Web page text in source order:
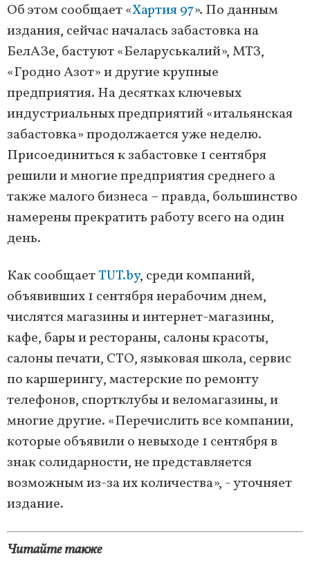
Об этом сообщает «Хартия 97». По данным
издания, сейчас началась забастовка на
БелАЗе, бастуют «Беларуськалий», МТЗ,
«Гродно Азот» и другие крупные
предприятия. На десятках ключевых
индустриальных предприятий «итальянская
забастовка» продолжается уже неделю.
Присоединиться к забастовке 1 сентября
решили и многие предприятия среднего а
также малого бизнеса – правда, большинство
намерены прекратить работу всего на один
день.
Как сообщаетTUT.by, среди компаний,
объявивших 1 сентября нерабочим днем,
числятся магазины и интернет-магазины,
кафе, бары и рестораны, салоны красоты,
салоны печати, СТО, языковая школа, сервис
по каршерингу, мастерские по ремонту
телефонов, спортклубы и веломагазины, и
многие другие. «Перечислить все компании,
которые объявили о невыходе 1 сентября в
знак солидарности, не представляется
возможным из-за их количества», - уточняет
издание.
Читайте также